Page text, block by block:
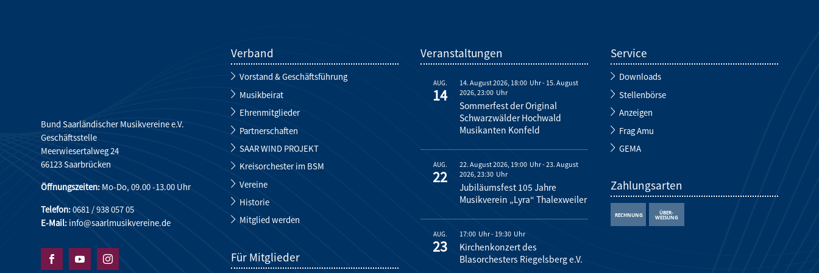
Bund Saarländischer Musikvereine e.V.
Geschäftsstelle
Meerwiesertalweg 24
66123 Saarbrücken
Öffnungszeiten: Mo-Do, 09.00 -13.00 Uhr
Telefon:0681 / 938 057 05
E-Mail: info@saarlmusikvereine.de
  
Verband
Vorstand & Geschäftsführung
Musikbeirat
Ehrenmitglieder
Partnerschaften
SAAR WIND PROJEKT
Kreisorchester im BSM
Vereine
Historie
Mitglied werden
Für Mitglieder
Veranstaltungen
AUG.
14
14. August 2026, 18:00 - 15. August
2026, 23:00
Sommerfest der Original
Schwarzwälder Hochwald
Musikanten Konfeld
AUG.
22
22. August 2026, 19:00 -23. August
2026, 23:30
Jubiläumsfest 105 Jahre
Musikverein „Lyra“ Thalexweiler
AUG.
23
17:00 - 19:30
Kirchenkonzert des
Blasorchesters Riegelsberg e.V.
Service
Downloads
Stellenbörse
Anzeigen
Frag Amu
GEMA
Zahlungsarten